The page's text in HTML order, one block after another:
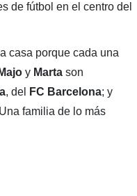
de fútbol en el centro del
casa porque cada una
Majoy Martason
, del FC Barcelona; y
familia de lo más